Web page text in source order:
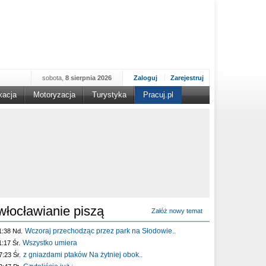
Zaloguj Zarejestruj
sobota, 8 sierpnia 2026
Motoryzacja Turystyka Pracuj.pl
piszą Załóż nowy temat
Nd. Wczoraj przechodząc przez park na Słodowie..
Śr. Wszystko umiera
Śr. z gniazdami ptaków Na żytniej obok..